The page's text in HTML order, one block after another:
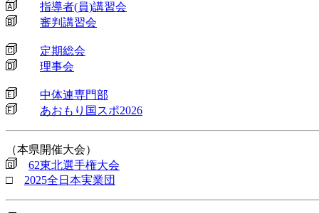
指導者(員)講習会
審判講習会
定期総会
理事会
中体連専門部
あおもり国スポ2026
（本県開催大会）
62東北選手権大会
□ 2025全日本実業団